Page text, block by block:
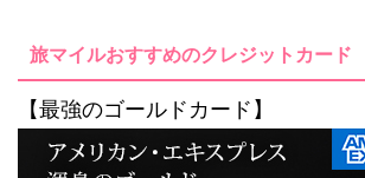
旅マイルおすすめのクレジットカード
【最強のゴールドカード】